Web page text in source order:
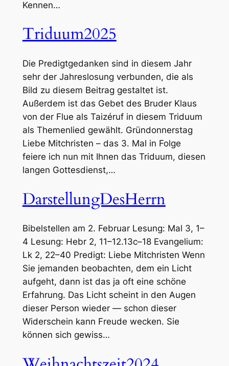
Kennen…
Triduum2025
Die Predigtgedanken sind in diesem Jahr
sehr der Jahreslosung verbunden, die als
Bild zu diesem Beitrag gestaltet ist.
Außerdem ist das Gebet des Bruder Klaus
von der Flue als Taizéruf in diesem Triduum
als Themenlied gewählt. Gründonnerstag
Liebe Mitchristen – das 3. Mal in Folge
feiere ich nun mit Ihnen das Triduum, diesen
langen Gottesdienst,…
DarstellungDesHerrn
Bibelstellen am 2. Februar Lesung: Mal 3, 1–
4 Lesung: Hebr 2, 11–12.13c–18 Evangelium:
Lk 2, 22–40 Predigt: Liebe Mitchristen Wenn
Sie jemanden beobachten, dem ein Licht
aufgeht, dann ist das ja oft eine schöne
Erfahrung. Das Licht scheint in den Augen
dieser Person wieder — schon dieser
Widerschein kann Freude wecken. Sie
können sich gewiss…